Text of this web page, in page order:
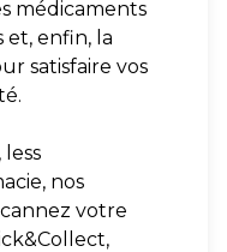
médicaments
et, enfin, la
satisfaire vos
nos
votre